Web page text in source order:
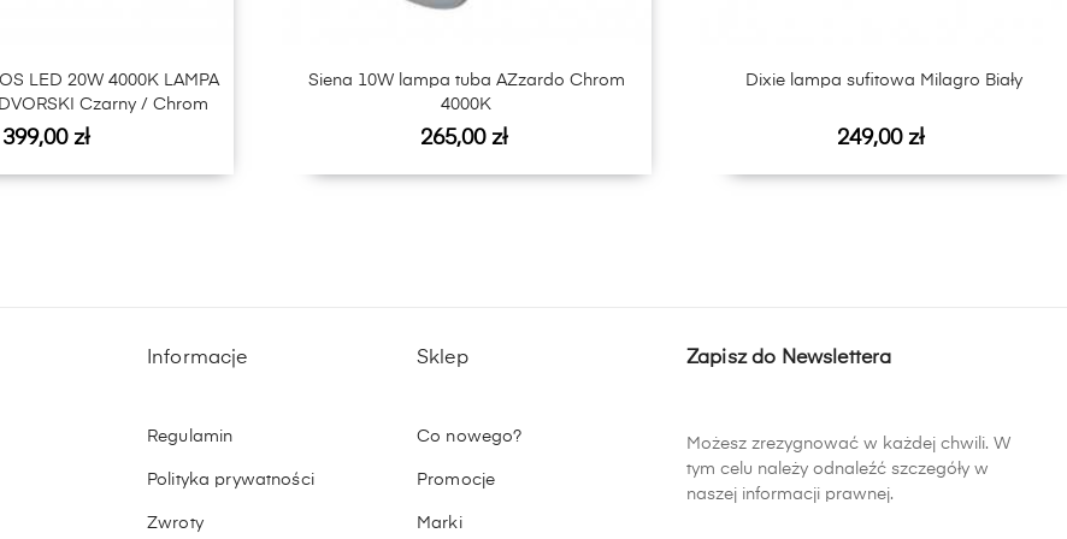
20W 4000K LAMPA
Czarny / Chrom
Cena
399,00 zł
Siena 10W lampa tuba AZzardo Chrom
4000K
Cena
265,00 zł
Dixie lampa sufitowa Milagro Biały
Cena
249,00 zł
Informacje
Regulamin
Polityka prywatności
Zwroty
Sklep
Co nowego?
Promocje
Marki
Zapisz do Newslettera
Możesz zrezygnować w każdej chwili. W
tym celu należy odnaleźć szczegóły w
naszej informacji prawnej.